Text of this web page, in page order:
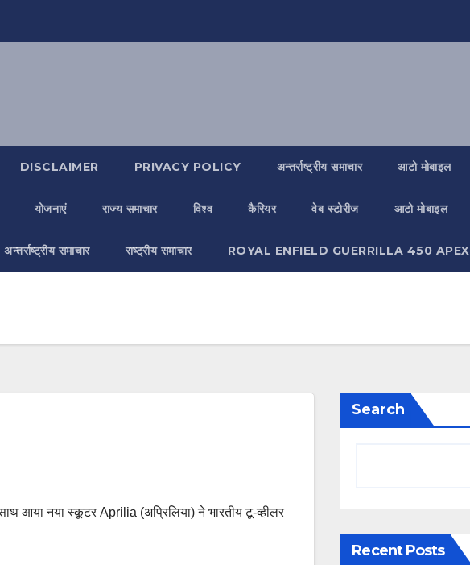
DISCLAIMER PRIVACY POLICY अन्तर्राष्ट्रीय समाचार आटो मोबाइल
योजनाएं राज्य समाचार विश्व कैरियर वेब स्टोरीज आटो मोबाइल
अन्तर्राष्ट्रीय समाचार राष्ट्रीय समाचार ROYAL ENFIELD GUERRILLA 450 APEX
आया नया स्कूटर Aprilia (अप्रिलिया) ने भारतीय टू-व्हीलर
Search
Recent Posts